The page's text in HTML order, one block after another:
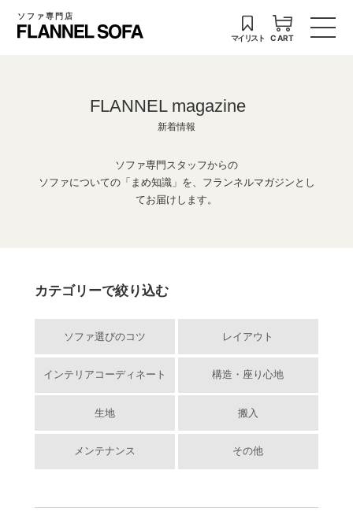
ソファ専門店
マイリスト CART
FLANNEL magazine
新着情報
ソファ専門スタッフからの
ソファについての「まめ知識」を、フランネルマガジンとし
てお届けします。
カテゴリーで絞り込む
ソファ選びのコツ レイアウト
インテリアコーディネート 構造・座り心地
生地 搬入
メンテナンス その他